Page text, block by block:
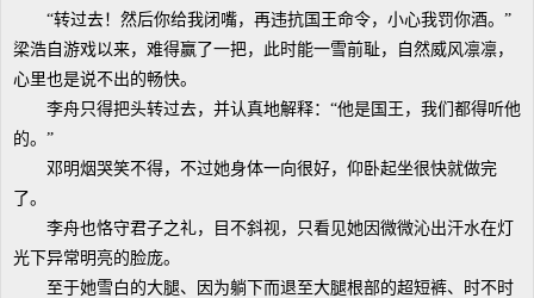
“转过去！然后你给我闭嘴，再违抗国王命令，小心我罚你酒。”
梁浩自游戏以来，难得赢了一把，此时能一雪前耻，自然威风凛凛，
心里也是说不出的畅快。
李舟只得把头转过去，并认真地解释：“他是国王，我们都得听他
的。”
邓明烟哭笑不得，不过她身体一向很好，仰卧起坐很快就做完
了。
李舟也恪守君子之礼，目不斜视，只看见她因微微沁出汗水在灯
光下异常明亮的脸庞。
至于她雪白的大腿、因为躺下而退至大腿根部的超短裤、时不时